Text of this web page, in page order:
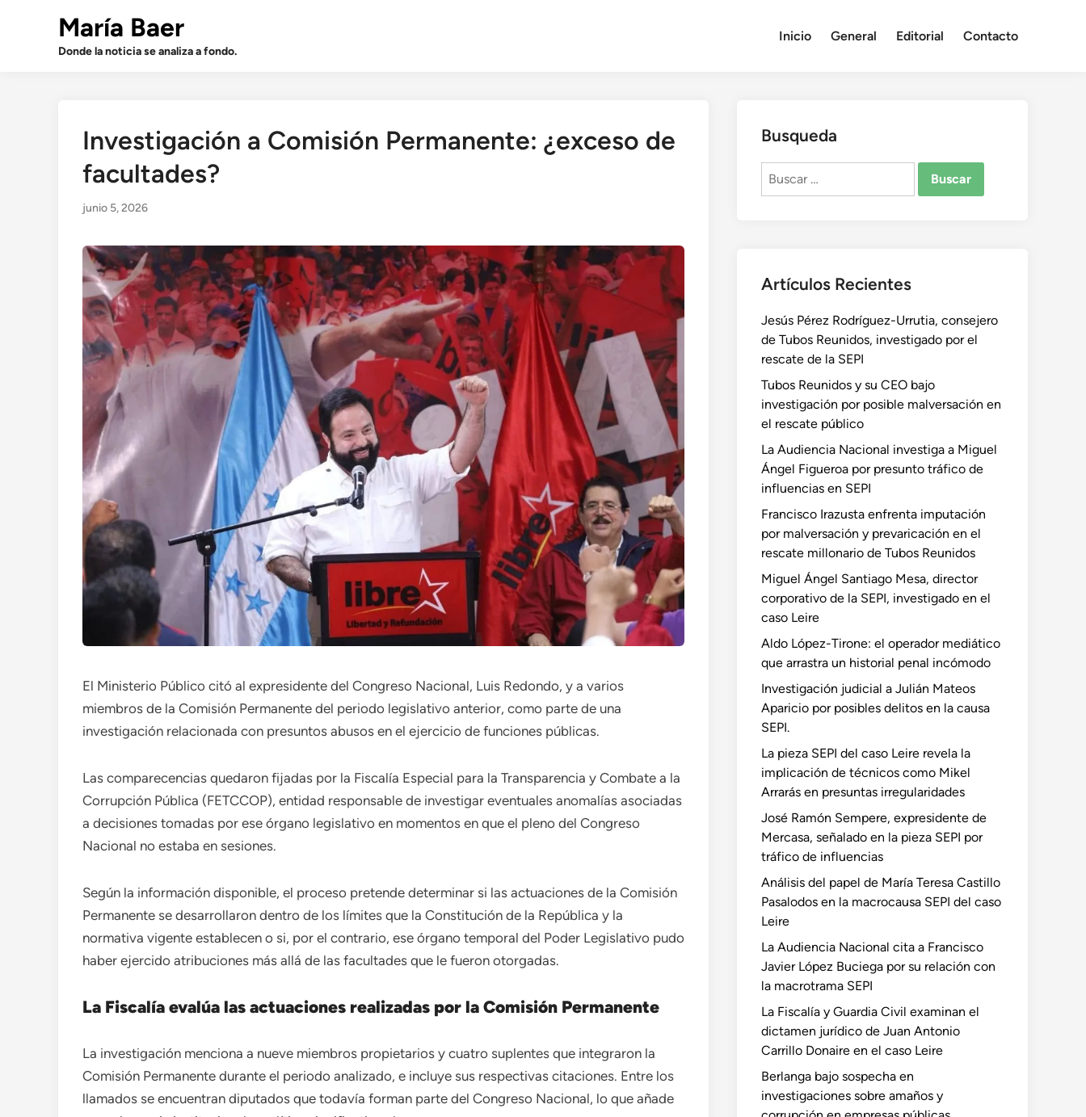
María Baer
Donde la noticia se analiza a fondo.
Inicio General Editorial Contacto
Investigación a Comisión Permanente: ¿exceso de
facultades?
junio 5, 2026
El Ministerio Público citó al expresidente del Congreso Nacional, Luis Redondo, y a varios
miembros de la Comisión Permanente del periodo legislativo anterior, como parte de una
investigación relacionada con presuntos abusos en el ejercicio de funciones públicas.
Las comparecencias quedaron fijadas por la Fiscalía Especial para la Transparencia y Combate a la
Corrupción Pública (FETCCOP), entidad responsable de investigar eventuales anomalías asociadas
a decisiones tomadas por ese órgano legislativo en momentos en que el pleno del Congreso
Nacional no estaba en sesiones.
Según la información disponible, el proceso pretende determinar si las actuaciones de la Comisión
Permanente se desarrollaron dentro de los límites que la Constitución de la República y la
normativa vigente establecen o si, por el contrario, ese órgano temporal del Poder Legislativo pudo
haber ejercido atribuciones más allá de las facultades que le fueron otorgadas.
La Fiscalía evalúa las actuaciones realizadas por la Comisión Permanente
La investigación menciona a nueve miembros propietarios y cuatro suplentes que integraron la
Comisión Permanente durante el periodo analizado, e incluye sus respectivas citaciones. Entre los
llamados se encuentran diputados que todavía forman parte del Congreso Nacional, lo que añade
Busqueda
Buscar:
Artículos Recientes
Jesús Pérez Rodríguez-Urrutia, consejero
de Tubos Reunidos, investigado por el
rescate de la SEPI
Tubos Reunidos y su CEO bajo
investigación por posible malversación en
el rescate público
La Audiencia Nacional investiga a Miguel
Ángel Figueroa por presunto tráfico de
influencias en SEPI
Francisco Irazusta enfrenta imputación
por malversación y prevaricación en el
rescate millonario de Tubos Reunidos
Miguel Ángel Santiago Mesa, director
corporativo de la SEPI, investigado en el
caso Leire
Aldo López-Tirone: el operador mediático
que arrastra un historial penal incómodo
Investigación judicial a Julián Mateos
Aparicio por posibles delitos en la causa
SEPI.
La pieza SEPI del caso Leire revela la
implicación de técnicos como Mikel
Arrarás en presuntas irregularidades
José Ramón Sempere, expresidente de
Mercasa, señalado en la pieza SEPI por
tráfico de influencias
Análisis del papel de María Teresa Castillo
Pasalodos en la macrocausa SEPI del caso
Leire
La Audiencia Nacional cita a Francisco
Javier López Buciega por su relación con
la macrotrama SEPI
La Fiscalía y Guardia Civil examinan el
dictamen jurídico de Juan Antonio
Carrillo Donaire en el caso Leire
Berlanga bajo sospecha en
investigaciones sobre amaños y